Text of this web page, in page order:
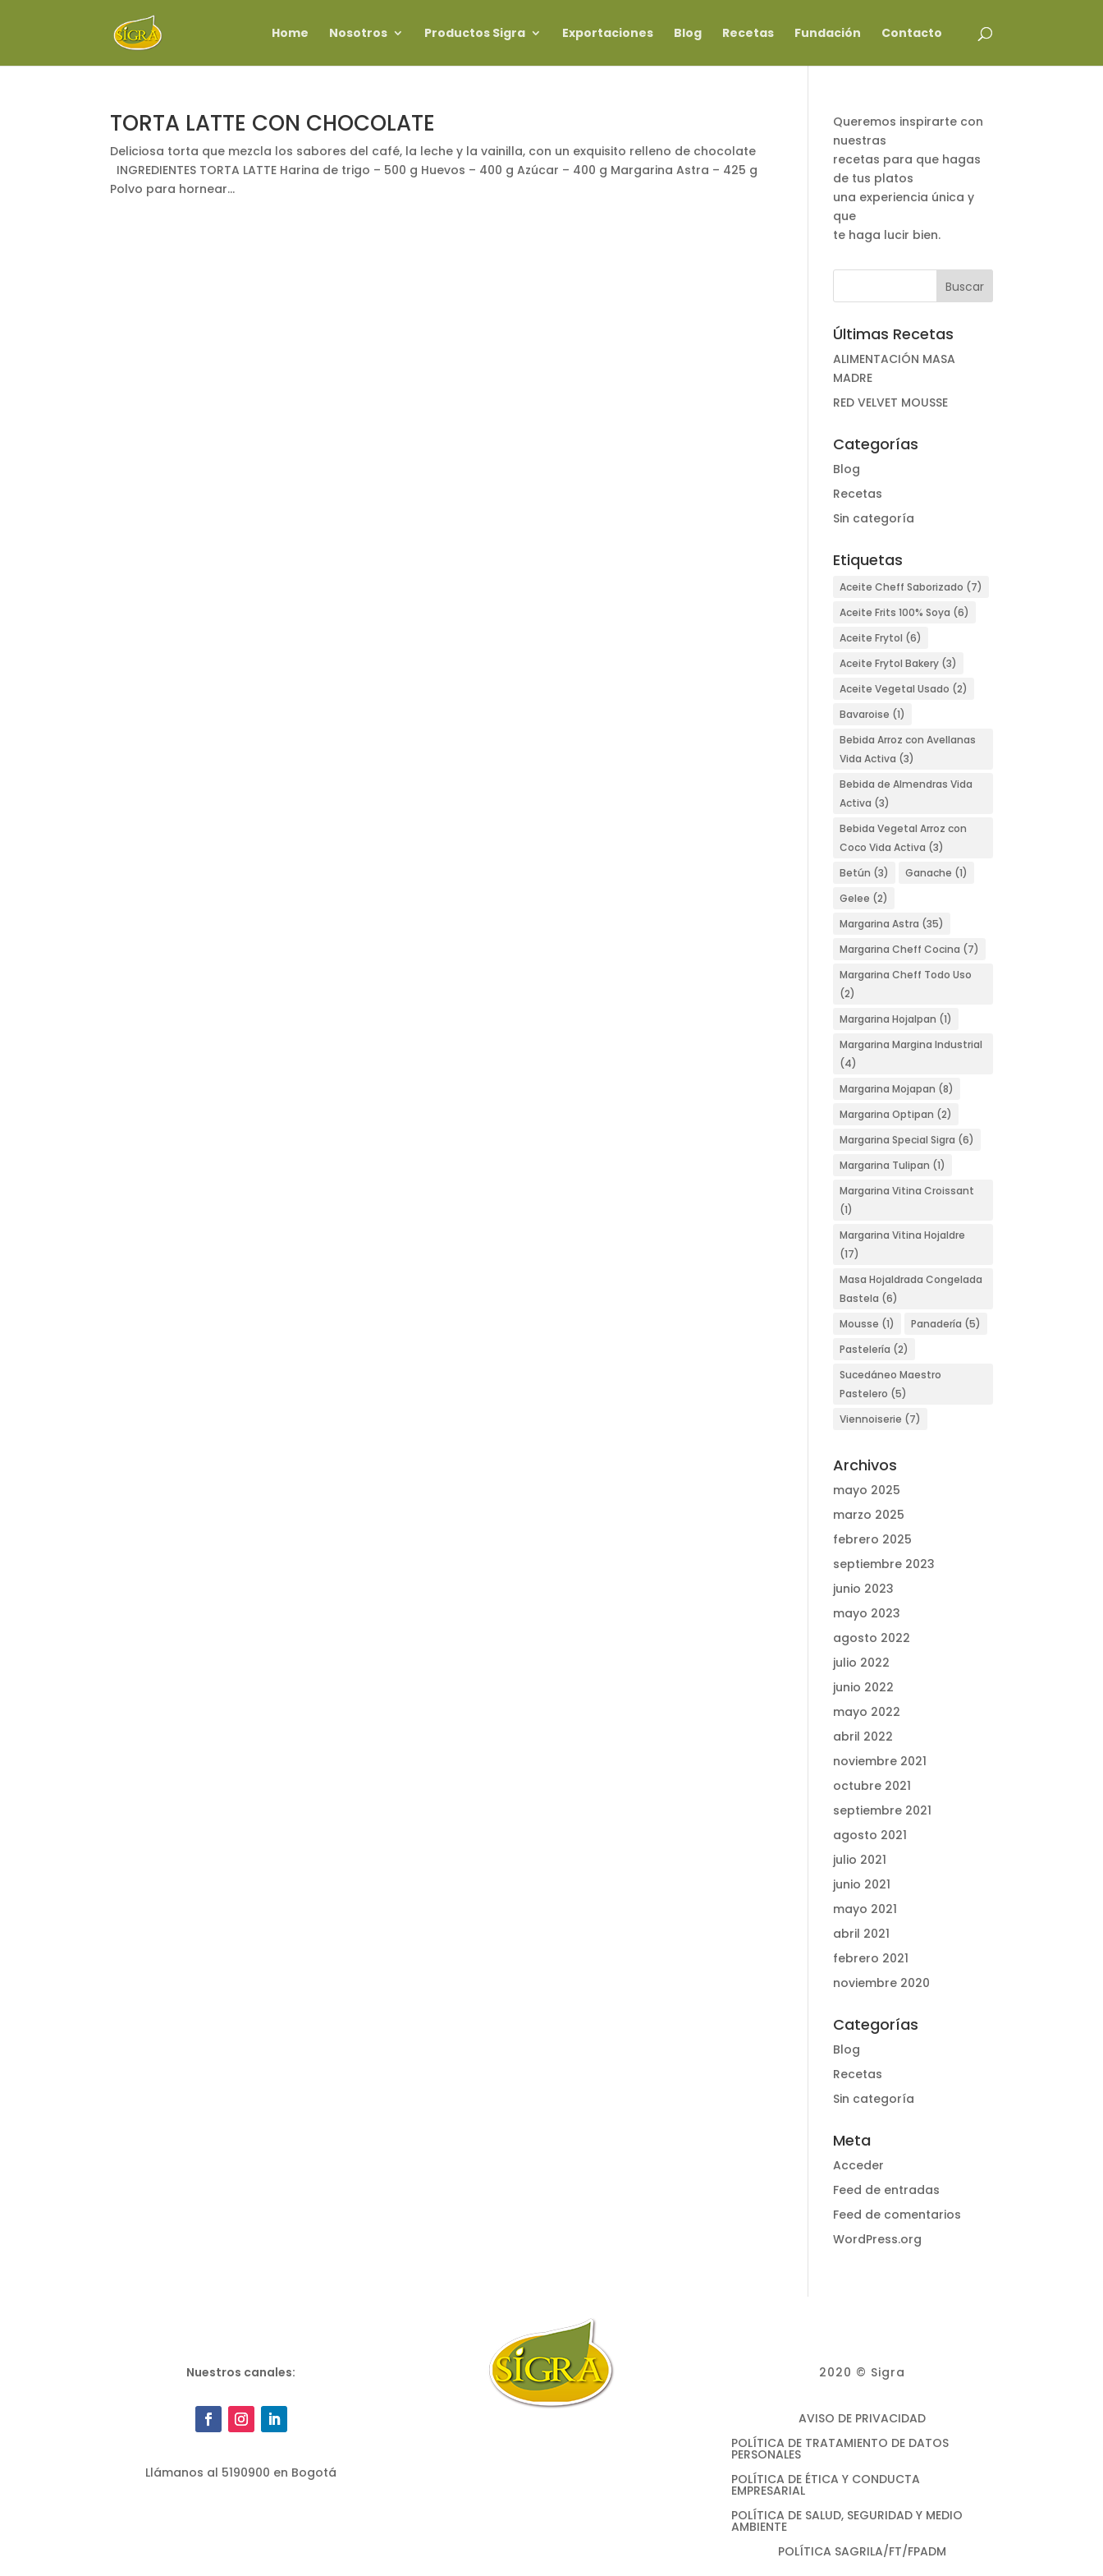
Home Nosotros Productos Sigra Exportaciones Blog Recetas Fundación Contacto
TORTA LATTE CON CHOCOLATE
Deliciosa torta que mezcla los sabores del café, la leche y la vainilla, con un exquisito relleno de chocolate
INGREDIENTES TORTA LATTE Harina de trigo – 500 g Huevos – 400 g Azúcar – 400 g Margarina Astra – 425 g
Polvo para hornear...
Queremos inspirarte con
nuestras
recetas para que hagas
de tus platos
una experiencia única y
que
te haga lucir bien.
Últimas Recetas
ALIMENTACIÓN MASA
MADRE
RED VELVET MOUSSE
Categorías
Blog
Recetas
Sin categoría
Etiquetas
Aceite Cheff Saborizado (7)
Aceite Frits 100% Soya (6)
Aceite Frytol (6)
Aceite Frytol Bakery (3)
Aceite Vegetal Usado (2)
Bavaroise (1)
Bebida Arroz con Avellanas
Vida Activa (3)
Bebida de Almendras Vida
Activa (3)
Bebida Vegetal Arroz con
Coco Vida Activa (3)
Betún (3) Ganache (1)
Gelee (2)
Margarina Astra (35)
Margarina Cheff Cocina (7)
Margarina Cheff Todo Uso
(2)
Margarina Hojalpan (1)
Margarina Margina Industrial
(4)
Margarina Mojapan (8)
Margarina Optipan (2)
Margarina Special Sigra (6)
Margarina Tulipan (1)
Margarina Vitina Croissant
(1)
Margarina Vitina Hojaldre
(17)
Masa Hojaldrada Congelada
Bastela (6)
Mousse (1) Panadería (5)
Pastelería (2)
Sucedáneo Maestro
Pastelero (5)
Viennoiserie (7)
Archivos
mayo 2025
marzo 2025
febrero 2025
septiembre 2023
junio 2023
mayo 2023
agosto 2022
julio 2022
junio 2022
mayo 2022
abril 2022
noviembre 2021
octubre 2021
septiembre 2021
agosto 2021
julio 2021
junio 2021
mayo 2021
abril 2021
febrero 2021
noviembre 2020
Categorías
Blog
Recetas
Sin categoría
Meta
Acceder
Feed de entradas
Feed de comentarios
WordPress.org
Nuestros canales:
Llámanos al 5190900 en Bogotá
2020 © Sigra
AVISO DE PRIVACIDAD
POLÍTICA DE TRATAMIENTO DE DATOS
PERSONALES
POLÍTICA DE ÉTICA Y CONDUCTA
EMPRESARIAL
POLÍTICA DE SALUD, SEGURIDAD Y MEDIO
AMBIENTE
POLÍTICA SAGRILA/FT/FPADM